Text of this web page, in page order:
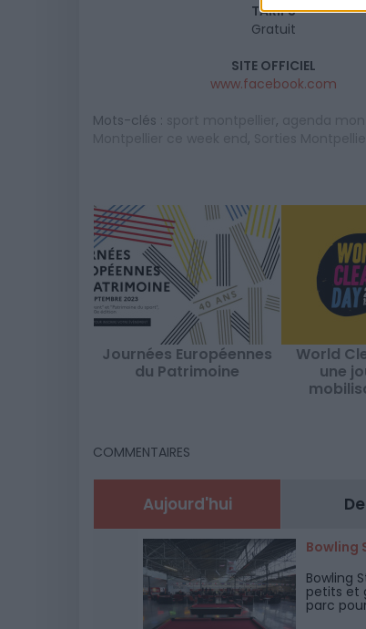
TARIFS
Gratuit
SITE OFFICIEL
www.facebook.com
Mots-clés : ,
,
Journées Européennes
du Patrimoine
World
une
COMMENTAIRES
Aujourd'hui
Bowling
Bowling
petits et
parc
situé